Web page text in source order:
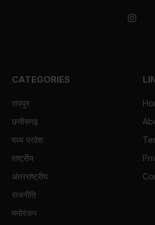
CATEGORIES
रायपुर
छत्तीसगढ़
मध्य प्रदेश
राष्ट्रीय
अंतरराष्ट्रीय
राजनीति
मनोरंजन